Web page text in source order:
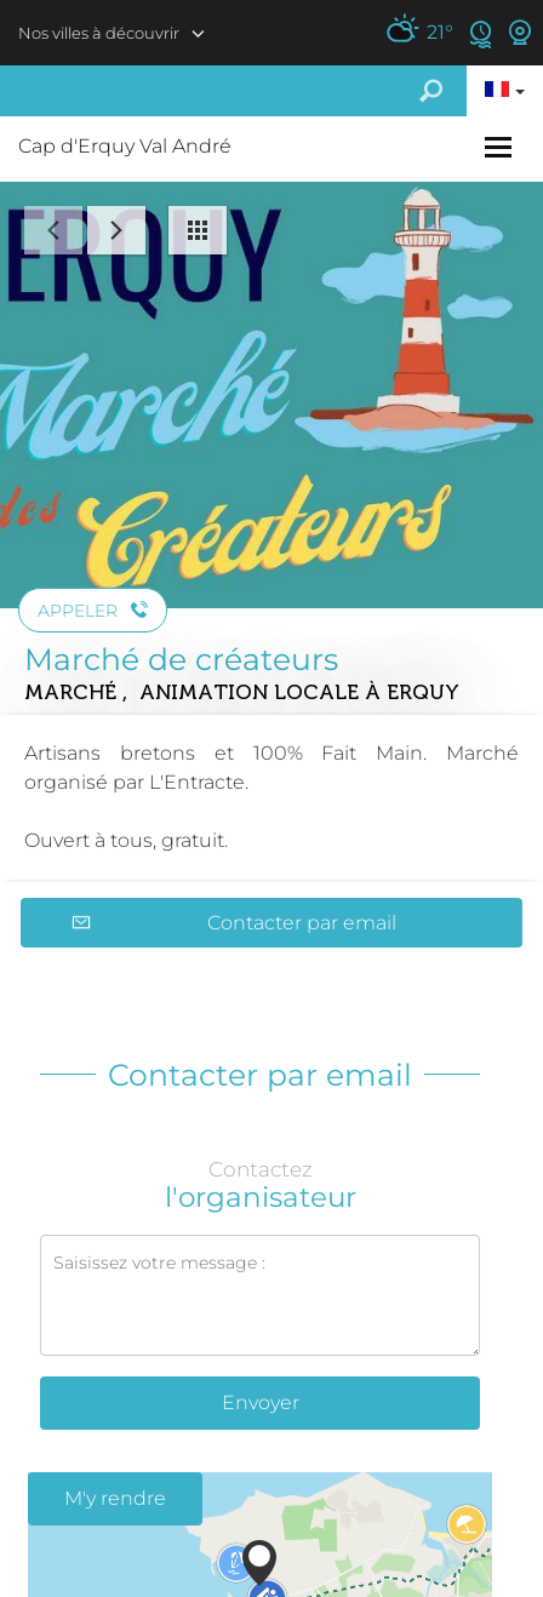
Nos villes à découvrir 21°
Cap d'Erquy Val André
APPELER
Marché de créateurs
MARCHÉ , ANIMATION LOCALE À ERQUY
Artisans bretons et 100% Fait Main. Marché
organisé par L'Entracte.
Ouvert à tous, gratuit.
Contacter par email
Contacter par email
Contactez
l'organisateur
Envoyer
M'y rendre